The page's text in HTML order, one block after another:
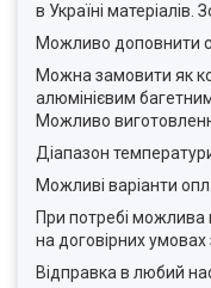
в Україні
Можливо доповнити
Можна замовити як
алюмінієвим
Можливо
Діапазон
Можливі варіанти
При потребі можлива
на договірних
Відправка в любий